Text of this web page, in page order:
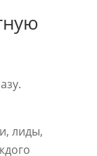
лиды,